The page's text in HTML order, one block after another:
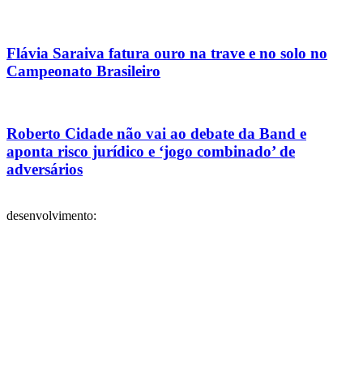
Flávia Saraiva fatura ouro na trave e no solo no
Campeonato Brasileiro
Roberto Cidade não vai ao debate da Band e
aponta risco jurídico e ‘jogo combinado’ de
adversários
desenvolvimento: